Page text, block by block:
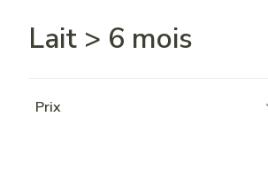
Lait > 6 mois
Prix